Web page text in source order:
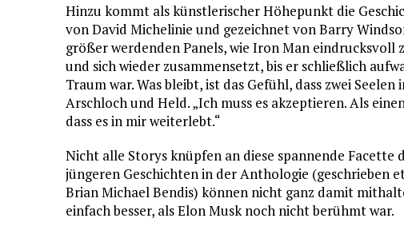
Hinzu kommt als künstlerischer Höhepunkt die
von David Michelinie und gezeichnet von Barry
größer werdenden Panels, wie Iron Man
und sich wieder zusammensetzt, bis er schließlich
Traum war. Was bleibt, ist das Gefühl, dass zwei
Arschloch und Held. „Ich muss es akzeptieren. Als
dass es in mir weiterlebt.“
Nicht alle Storys knüpfen an diese spannende
jüngeren Geschichten in der Anthologie (geschrieben
Brian Michael Bendis) können nicht ganz damit
einfach besser, als Elon Musk noch nicht berühmt war.